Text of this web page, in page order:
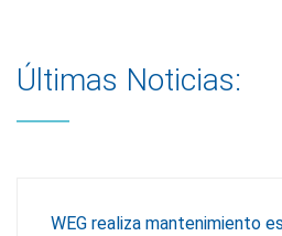
Últimas Noticias:
WEG realiza mantenimiento